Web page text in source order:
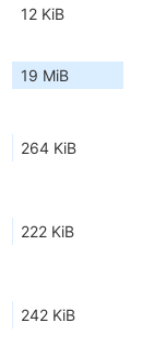
12 KiB
19 MiB
264 KiB
222 KiB
242 KiB